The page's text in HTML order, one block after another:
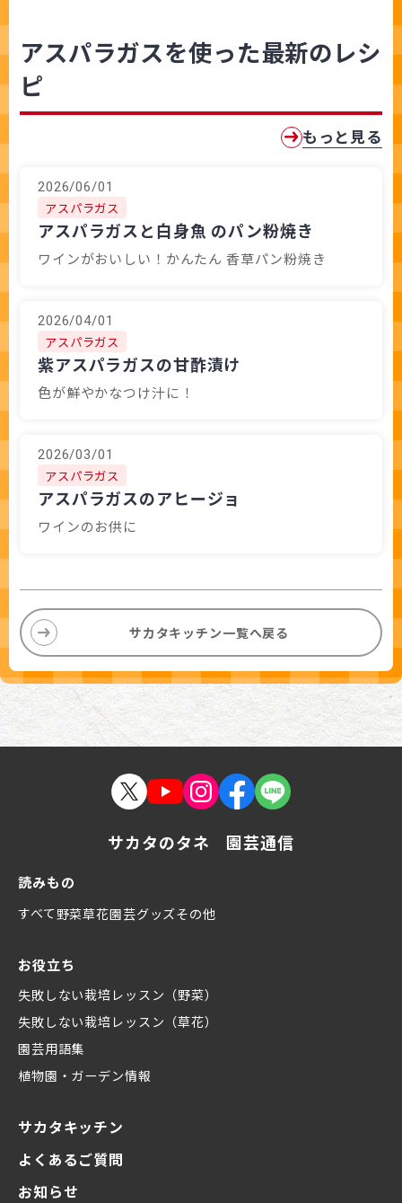
アスパラガスを使った最新のレシ
ピ
もっと見る
2026/06/01
アスパラガス
アスパラガスと白身魚 のパン粉焼き
ワインがおいしい！かんたん 香草パン粉焼き
2026/04/01
アスパラガス
紫アスパラガスの甘酢漬け
色が鮮やかなつけ汁に！
2026/03/01
アスパラガス
アスパラガスのアヒージョ
ワインのお供に
サカタキッチン一覧へ戻る
サカタのタネ 園芸通信
読みもの
すべて野菜草花園芸グッズその他
お役立ち
失敗しない栽培レッスン（野菜）
失敗しない栽培レッスン（草花）
園芸用語集
植物園・ガーデン情報
サカタキッチン
よくあるご質問
お知らせ